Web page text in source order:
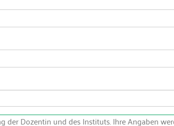
Dozentin und des Instituts. Ihre Angaben